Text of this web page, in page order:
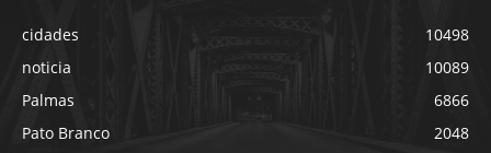
cidades
10498
noticia
10089
Palmas
6866
Pato Branco
2048